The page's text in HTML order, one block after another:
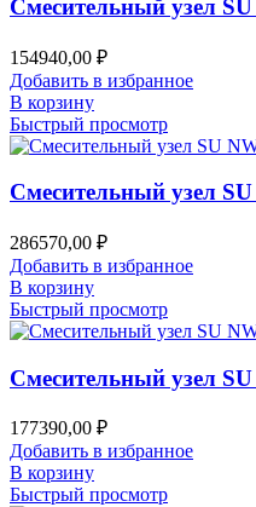
Смесительный узел
154940,00 ₽
Добавить в избранное
В корзину
Быстрый просмотр
Смесительный узел
286570,00 ₽
Добавить в избранное
В корзину
Быстрый просмотр
Смесительный узел
177390,00 ₽
Добавить в избранное
В корзину
Быстрый просмотр